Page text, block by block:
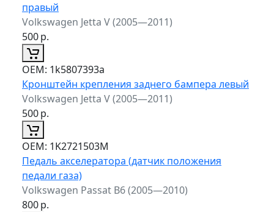
правый
Volkswagen Jetta V (2005—2011)
500р.
ОЕМ: 1k5807393a
Кронштейн крепления заднего бампера левый
Volkswagen Jetta V (2005—2011)
500р.
ОЕМ: 1K2721503M
Педаль акселератора (датчик положения
педали газа)
Volkswagen Passat B6 (2005—2010)
800р.